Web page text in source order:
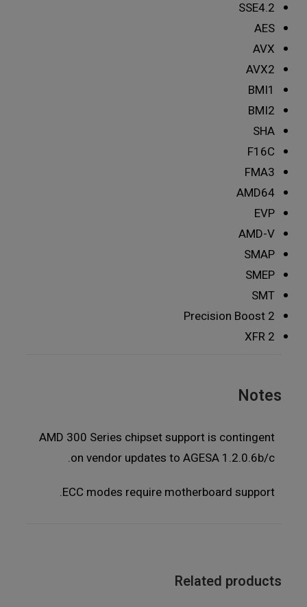
SSE4.2
AES
AVX
AVX2
BMI1
BMI2
SHA
F16C
FMA3
AMD64
EVP
AMD-V
SMAP
SMEP
SMT
Precision Boost 2
XFR 2
Notes
AMD 300 Series chipset support is contingent
on vendor updates to AGESA 1.2.0.6b/c.
ECC modes require motherboard support.
Related products